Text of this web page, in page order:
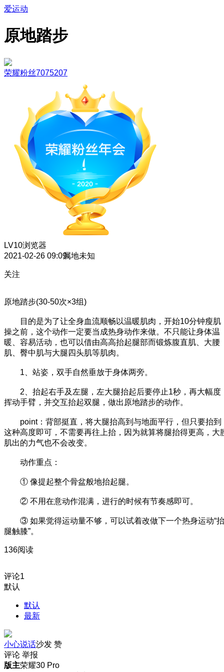
爱运动
原地踏步
荣耀粉丝7075207
LV10浏览器
2021-02-26 09:09属地未知
关注
原地踏步(30-50次×3组)
目的是为了让全身血流顺畅以温暖肌肉，开始10分钟瘦肌
操之前，这个动作一定要当成热身动作来做。不只能让身体温
暖、容易活动，也可以借由高高抬起腿部而锻炼腹直肌、大腰
肌、臀中肌与大腿四头肌等肌肉。
1、站姿，双手自然垂放于身体两旁。
2、抬起右手及左腿，左大腿抬起后要停止1秒，再大幅度
挥动手臂，并交互抬起双腿，做出原地踏步的动作。
point：背部挺直，将大腿抬高到与地面平行，但只要抬到
这种高度即可，不需要再往上抬，因为就算将腿抬得更高，大
肌出的力气也不会改变。
动作重点：
① 像提起整个骨盆般地抬起腿。
② 不用在意动作混满，进行的时候有节奏感即可。
③ 如果觉得运动量不够，可以试着改做下一个热身运动“抬
腿触膝”。
136阅读
评论1
默认
默认
最新
小心说话沙发 赞
评论 举报
版主荣耀30 Pro